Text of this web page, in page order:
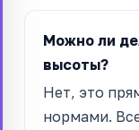
Можно ли
высоты?
Нет, это
нормами.